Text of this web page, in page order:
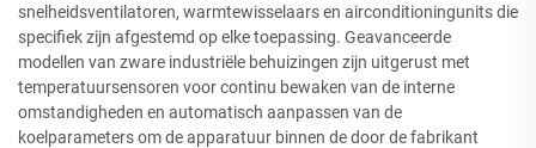
snelheidsventilatoren, warmtewisselaars en airconditioningunits die
specifiek zijn afgestemd op elke toepassing. Geavanceerde
modellen van zware industriële behuizingen zijn uitgerust met
temperatuursensoren voor continu bewaken van de interne
omstandigheden en automatisch aanpassen van de
koelparameters om de apparatuur binnen de door de fabrikant